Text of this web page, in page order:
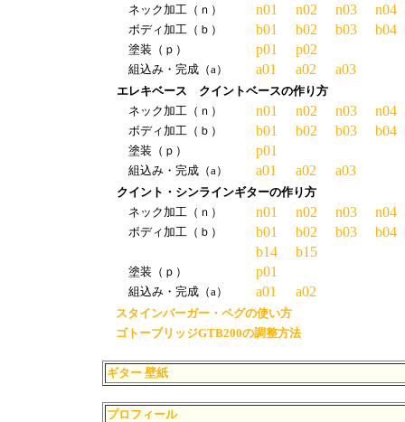
ネック加工（ｎ）
n01 n02 n03 n04
ボディ加工（ｂ） b01 b02 b03 b04
塗装（ｐ） p01 p02
組込み・完成（a） a01 a02 a03
エレキベース クイントベースの作り方
ネック加工（ｎ）
n01 n02 n03 n04
ボディ加工（ｂ） b01 b02 b03 b04
塗装（ｐ） p01
組込み・完成（a） a01 a02 a03
クイント・シンラインギターの作り方
ネック加工（ｎ）
n01 n02 n03 n04
ボディ加工（ｂ） b01 b02 b03
b04
b14
b15
塗装（ｐ） p01
組込み・完成（a） a01 a02
スタインバーガー・ペグの使い方
ゴトーブリッジGTB200の調整方法
ギター 壁紙
プロフィール